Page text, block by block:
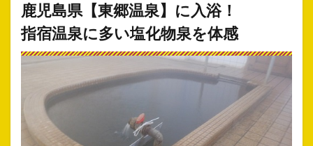
鹿児島県【東郷温泉】に入浴！
指宿温泉に多い塩化物泉を体感